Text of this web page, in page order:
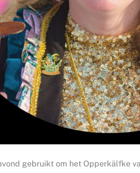
gebruikt om het Opperkälfke